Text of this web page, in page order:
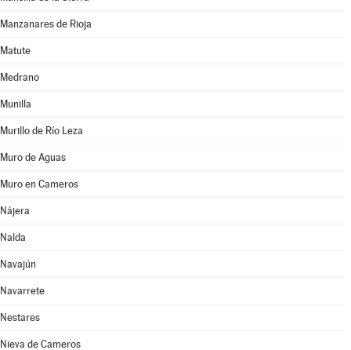
Manzanares de Rioja
Matute
Medrano
Munilla
Murillo de Río Leza
Muro de Aguas
Muro en Cameros
Nájera
Nalda
Navajún
Navarrete
Nestares
Nieva de Cameros